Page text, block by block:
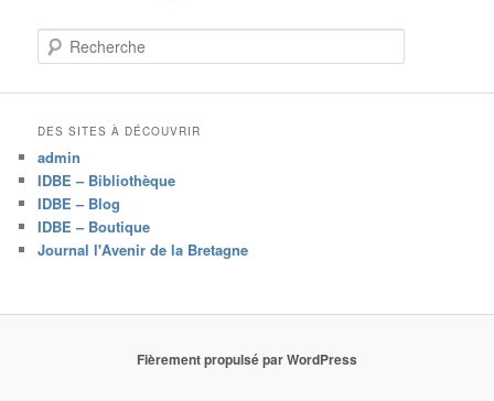
e
e
c
h
e
DES SITES À DÉCOUVRIR
admin
IDBE – Bibliothèque
IDBE – Blog
IDBE – Boutique
Journal l'Avenir de la Bretagne
Fièrement propulsé par WordPress